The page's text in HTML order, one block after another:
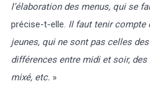
l’élaboration des menus, qui se
précise-t-elle. Il faut tenir compte
jeunes, qui ne sont pas celles
différences entre midi et soir,
mixé, etc. »